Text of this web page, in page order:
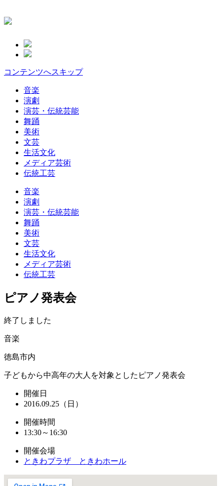
コンテンツへスキップ
音楽
演劇
演芸・伝統芸能
舞踊
美術
文芸
生活文化
メディア芸術
伝統工芸
音楽
演劇
演芸・伝統芸能
舞踊
美術
文芸
生活文化
メディア芸術
伝統工芸
ピアノ発表会
終了しました
音楽
徳島市内
子どもから中高年の大人を対象としたピアノ発表会
開催日
2016.09.25（日）
開催時間
13:30～16:30
開催会場
ときわプラザ ときわホール